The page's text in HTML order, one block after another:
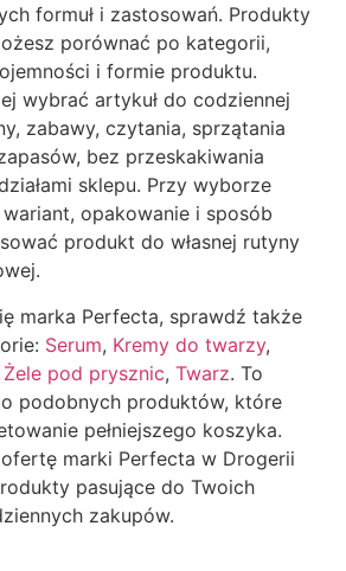
formuł i zastosowań. Produkty
porównać po kategorii,
i formie produktu.
wybrać artykuł do codziennej
zabawy, czytania, sprzątania
bez przeskakiwania
sklepu. Przy wyborze
opakowanie i sposób
produkt do własnej rutyny
marka Perfecta, sprawdź także
Serum, Kremy do twarzy,
Żele pod prysznic, Twarz. To
podobnych produktów, które
pełniejszego koszyka.
marki Perfecta w Drogerii
pasujące do Twoich
zakupów.